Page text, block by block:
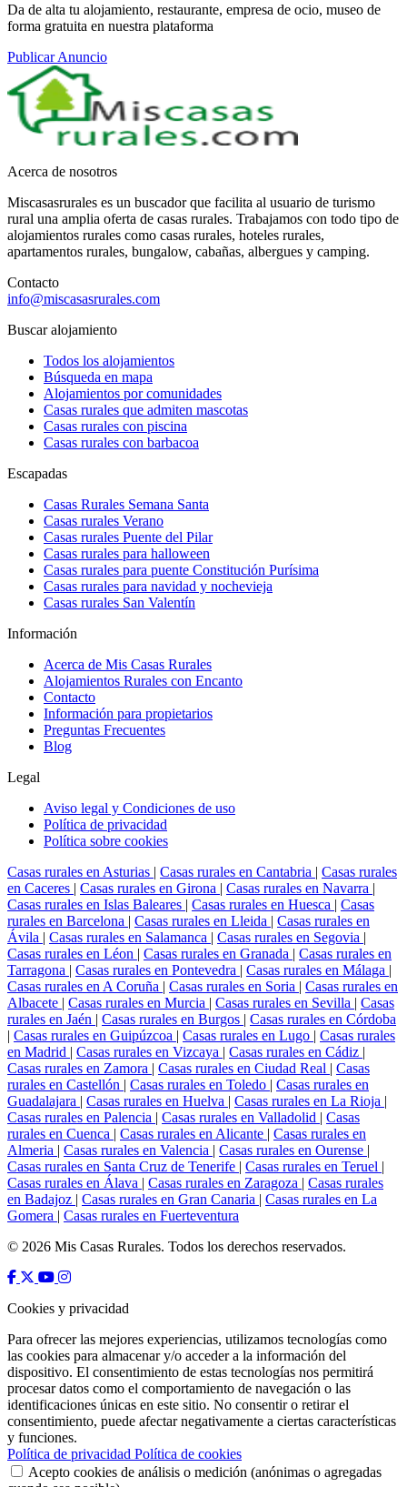
Da de alta tu alojamiento, restaurante, empresa de ocio, museo de
forma gratuita en nuestra plataforma
Publicar Anuncio
Acerca de nosotros
Miscasasrurales es un buscador que facilita al usuario de turismo
rural una amplia oferta de casas rurales. Trabajamos con todo tipo de
alojamientos rurales como casas rurales, hoteles rurales,
apartamentos rurales, bungalow, cabañas, albergues y camping.
Contacto
info@miscasasrurales.com
Buscar alojamiento
Todos los alojamientos
Búsqueda en mapa
Alojamientos por comunidades
Casas rurales que admiten mascotas
Casas rurales con piscina
Casas rurales con barbacoa
Escapadas
Casas Rurales Semana Santa
Casas rurales Verano
Casas rurales Puente del Pilar
Casas rurales para halloween
Casas rurales para puente Constitución Purísima
Casas rurales para navidad y nochevieja
Casas rurales San Valentín
Información
Acerca de Mis Casas Rurales
Alojamientos Rurales con Encanto
Contacto
Información para propietarios
Preguntas Frecuentes
Blog
Legal
Aviso legal y Condiciones de uso
Política de privacidad
Política sobre cookies
Casas rurales en Asturias | Casas rurales en Cantabria | Casas rurales
en Caceres | Casas rurales en Girona | Casas rurales en Navarra |
Casas rurales en Islas Baleares | Casas rurales en Huesca | Casas
rurales en Barcelona | Casas rurales en Lleida | Casas rurales en
Ávila | Casas rurales en Salamanca | Casas rurales en Segovia |
Casas rurales en Léon | Casas rurales en Granada | Casas rurales en
Tarragona | Casas rurales en Pontevedra | Casas rurales en Málaga |
Casas rurales en A Coruña | Casas rurales en Soria | Casas rurales en
Albacete | Casas rurales en Murcia | Casas rurales en Sevilla | Casas
rurales en Jaén | Casas rurales en Burgos | Casas rurales en Córdoba
| Casas rurales en Guipúzcoa | Casas rurales en Lugo | Casas rurales
en Madrid | Casas rurales en Vizcaya | Casas rurales en Cádiz |
Casas rurales en Zamora | Casas rurales en Ciudad Real | Casas
rurales en Castellón | Casas rurales en Toledo | Casas rurales en
Guadalajara | Casas rurales en Huelva | Casas rurales en La Rioja |
Casas rurales en Palencia | Casas rurales en Valladolid | Casas
rurales en Cuenca | Casas rurales en Alicante | Casas rurales en
Almeria | Casas rurales en Valencia | Casas rurales en Ourense |
Casas rurales en Santa Cruz de Tenerife | Casas rurales en Teruel |
Casas rurales en Álava | Casas rurales en Zaragoza | Casas rurales
en Badajoz | Casas rurales en Gran Canaria | Casas rurales en La
Gomera | Casas rurales en Fuerteventura
© 2026 Mis Casas Rurales. Todos los derechos reservados.
Cookies y privacidad
Para ofrecer las mejores experiencias, utilizamos tecnologías como
las cookies para almacenar y/o acceder a la información del
dispositivo. El consentimiento de estas tecnologías nos permitirá
procesar datos como el comportamiento de navegación o las
identificaciones únicas en este sitio. No consentir o retirar el
consentimiento, puede afectar negativamente a ciertas características
y funciones.
Política de privacidad Política de cookies
Acepto cookies de análisis o medición (anónimas o agregadas